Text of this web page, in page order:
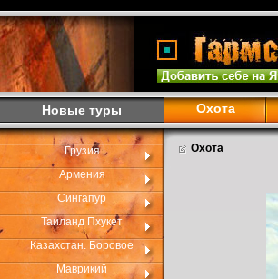
Новые туры Охота
Грузия
Армения
Сингапур
Таиланд Пхукет
Казахстан. Боровое
Маврикий
Охота